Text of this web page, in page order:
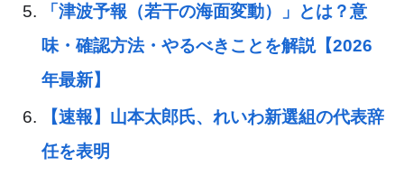
「津波予報（若干の海面変動）」とは？意
味・確認方法・やるべきことを解説【2026
年最新】
【速報】山本太郎氏、れいわ新選組の代表辞
任を表明